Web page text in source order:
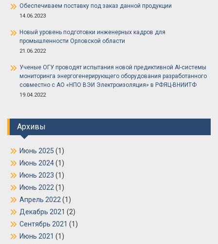
Обеспечиваем поставку под заказ данной продукции
14.06.2023
Новый уровень подготовки инженерных кадров для
промышленности Орловской области
21.06.2022
Ученые ОГУ проводят испытания новой предиктивной AI-системы
мониторинга энергогенерирующего оборудования разработанного
совместно с АО «НПО ВЭИ Электроизоляция» в РФЯЦ-ВНИИТФ
19.04.2022
Архивы
Июнь 2025 (1)
Июнь 2024(1)
Июнь 2023 (1)
Июнь 2022 (1)
Апрель 2022 (1)
Декабрь 2021 (2)
Сентябрь 2021 (1)
Июнь 2021 (1)